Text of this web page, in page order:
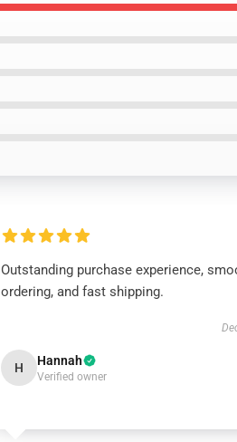
Outstanding purchase experience,
ordering, and fast shipping.
H Hannah
Verified owner